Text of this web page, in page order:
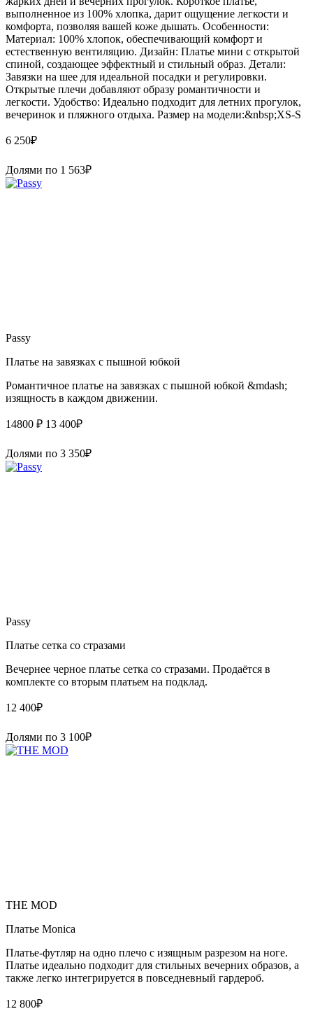
выполненное из 100% хлопка, дарит ощущение легкости и
комфорта, позволяя вашей коже дышать. Особенности:
Материал: 100% хлопок, обеспечивающий комфорт и
естественную вентиляцию. Дизайн: Платье мини с открытой
спиной, создающее эффектный и стильный образ. Детали:
Завязки на шее для идеальной посадки и регулировки.
Открытые плечи добавляют образу романтичности и
легкости. Удобство: Идеально подходит для летних прогулок,
вечеринок и пляжного отдыха. Размер на модели:&nbsp;XS-S
6 250₽
Долями по 1 563₽
Passy
Платье на завязках с пышной юбкой
Романтичное платье на завязках с пышной юбкой &mdash;
изящность в каждом движении.
14800 ₽ 13 400₽
Долями по 3 350₽
Passy
Платье сетка со стразами
Вечернее черное платье сетка со стразами. Продаётся в
комплекте со вторым платьем на подклад.
12 400₽
Долями по 3 100₽
THE MOD
Платье Monica
Платье-футляр на одно плечо с изящным разрезом на ноге.
Платье идеально подходит для стильных вечерних образов, а
также легко интегрируется в повседневный гардероб.
12 800₽